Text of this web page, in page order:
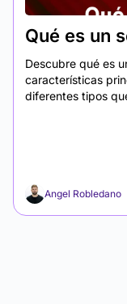
Qué es un
Descubre qué es
características
diferentes tipos
Angel Robledano